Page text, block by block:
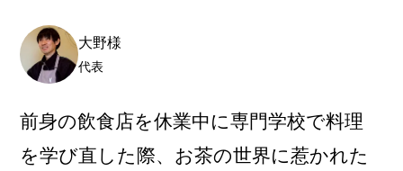
大野様
代表
前身の飲食店を休業中に専門学校で料理
を学び直した際、お茶の世界に惹かれた